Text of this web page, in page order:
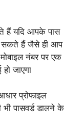
हैं यदि आपके पास
सकते हैं जैसे ही आप
नंबर पर एक
जाएगा
प्रोफाइल
पासवर्ड डालने के